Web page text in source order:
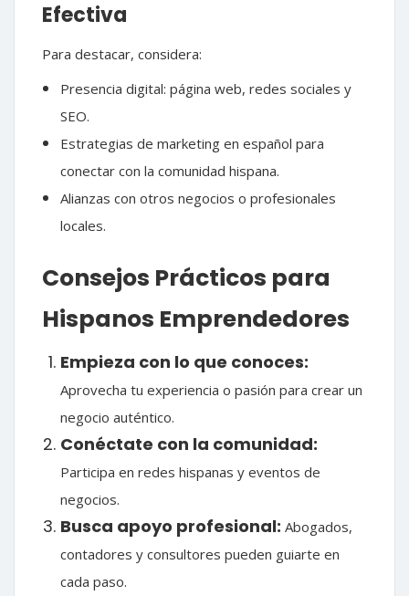
Efectiva
Para destacar, considera:
Presencia digital: página web, redes sociales y
SEO.
Estrategias de marketing en español para
conectar con la comunidad hispana.
Alianzas con otros negocios o profesionales
locales.
Consejos Prácticos para
Hispanos Emprendedores
Empieza con lo que conoces:
Aprovecha tu experiencia o pasión para crear un
negocio auténtico.
Conéctate con la comunidad:
Participa en redes hispanas y eventos de
negocios.
Busca apoyo profesional: Abogados,
contadores y consultores pueden guiarte en
cada paso.